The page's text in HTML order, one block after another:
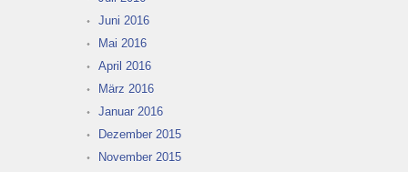
Juni 2016
Mai 2016
April 2016
März 2016
Januar 2016
Dezember 2015
November 2015